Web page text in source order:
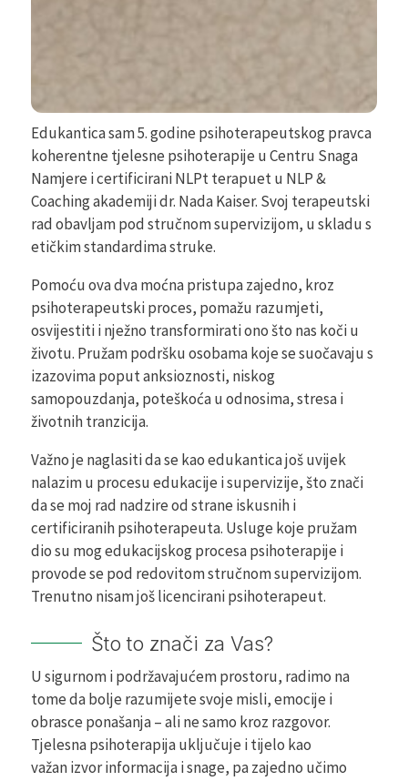
Edukantica sam 5. godine psihoterapeutskog pravca
koherentne tjelesne psihoterapije u Centru Snaga
Namjere i certificirani NLPt terapuet u NLP &
Coaching akademiji dr. Nada Kaiser. Svoj terapeutski
rad obavljam pod stručnom supervizijom, u skladu s
etičkim standardima struke.
Pomoću ova dva moćna pristupa zajedno, kroz
psihoterapeutski proces, pomažu razumjeti,
osvijestiti i nježno transformirati ono što nas koči u
životu. Pružam podršku osobama koje se suočavaju s
izazovima poput anksioznosti, niskog
samopouzdanja, poteškoća u odnosima, stresa i
životnih tranzicija.
Važno je naglasiti da se kao edukantica još uvijek
nalazim u procesu edukacije i supervizije, što znači
da se moj rad nadzire od strane iskusnih i
certificiranih psihoterapeuta. Usluge koje pružam
dio su mog edukacijskog procesa psihoterapije i
provode se pod redovitom stručnom supervizijom.
Trenutno nisam još licencirani psihoterapeut.
Što to znači za Vas?
U sigurnom i podržavajućem prostoru, radimo na
tome da bolje razumijete svoje misli, emocije i
obrasce ponašanja – ali ne samo kroz razgovor.
Tjelesna psihoterapija uključuje i tijelo kao
važan izvor informacija i snage, pa zajedno učimo